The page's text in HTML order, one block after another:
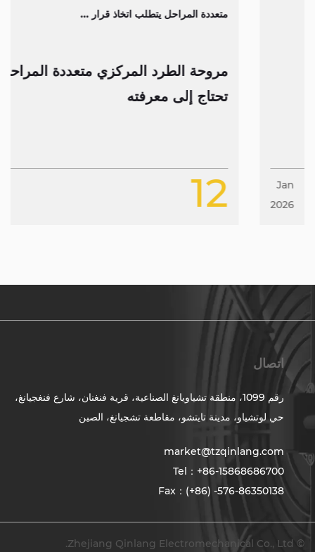
مروحة الطرد المركزي متعددة المراحل: كل ما
تحتاج إلى معرفته
متعددة المراحل يتطلب اتخاذ قرار ...
12
اتصال
رقم 1099، منطقة تشياويانغ الصناعية، قرية فنغنان، شارع فنغجيانغ،
حي لوتشياو، مدينة تايتشو، مقاطعة تشجيانغ، الصين
market@tzqinlang.com
Tel：+86-15868686700
Fax：(+86) -576-86350138
© Zhejiang Qinlang Electromechanical Co., Ltd.